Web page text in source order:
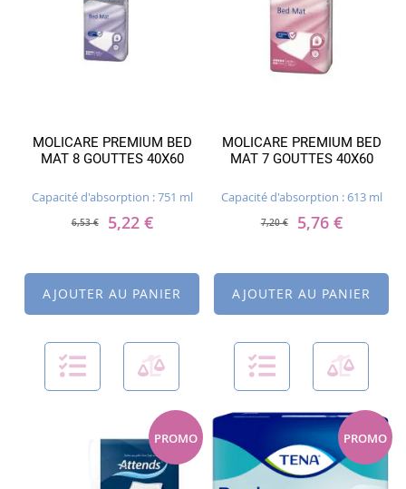
MOLICARE PREMIUM BED
MAT 8 GOUTTES 40X60
Capacité d'absorption : 751 ml
6,53 € 5,22 €
AJOUTER AU PANIER
MOLICARE PREMIUM BED
MAT 7 GOUTTES 40X60
Capacité d'absorption : 613 ml
7,20 € 5,76 €
AJOUTER AU PANIER
PROMO PROMO